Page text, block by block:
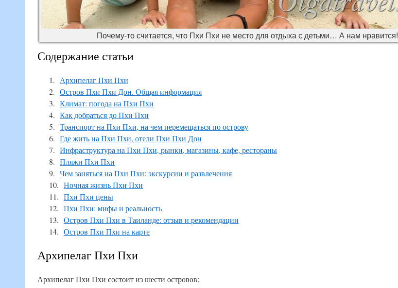
Почему-то считается, что Пхи Пхи не место для отдыха с детьми… А нам нравится!
Содержание статьи
Архипелаг Пхи Пхи
Остров Пхи Пхи Дон. Общая информация
Климат: погода на Пхи Пхи
Как добраться до Пхи Пхи
Транспорт на Пхи Пхи, на чем перемещаться по острову
Где жить на Пхи Пхи, отели Пхи Пхи Дон
Инфраструктура на Пхи Пхи, рынки, магазины, кафе, рестораны
Пляжи Пхи Пхи
Чем заняться на Пхи Пхи: экскурсии и развлечения
Ночная жизнь Пхи Пхи
Пхи Пхи цены
Пхи Пхи: мифы и реальность
Остров Пхи Пхи в Таиланде: отзыв и рекомендации
Остров Пхи Пхи на карте
Архипелаг Пхи Пхи
Архипелаг Пхи Пхи состоит из шести островов: